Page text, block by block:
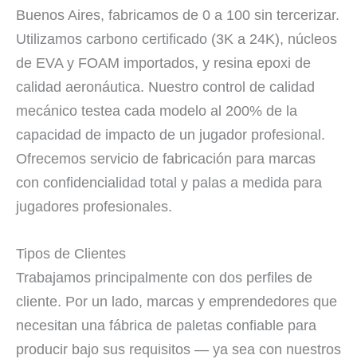
Buenos Aires, fabricamos de 0 a 100 sin tercerizar.
Utilizamos carbono certificado (3K a 24K), núcleos
de EVA y FOAM importados, y resina epoxi de
calidad aeronáutica. Nuestro control de calidad
mecánico testea cada modelo al 200% de la
capacidad de impacto de un jugador profesional.
Ofrecemos servicio de fabricación para marcas
con confidencialidad total y palas a medida para
jugadores profesionales.
Tipos de Clientes
Trabajamos principalmente con dos perfiles de
cliente. Por un lado, marcas y emprendedores que
necesitan una fábrica de paletas confiable para
producir bajo sus requisitos — ya sea con nuestros